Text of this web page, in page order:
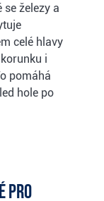
železy a
celé hlavy
i
pomáhá
hole po
pro